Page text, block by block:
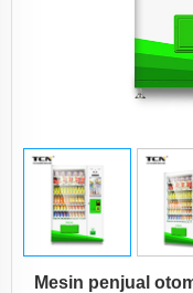
Mesin penjual